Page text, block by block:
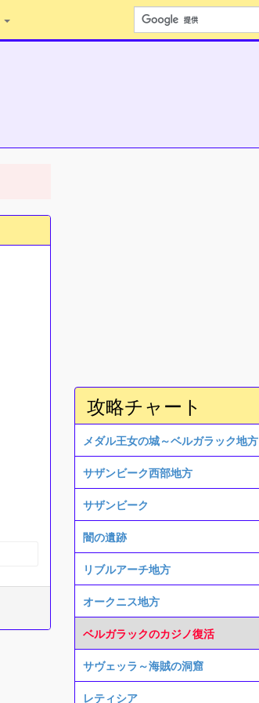
攻略チャート
メダル王女の城～ベルガラック地方
サザンビーク西部地方
サザンビーク
闇の遺跡
リブルアーチ地方
オークニス地方
ベルガラックのカジノ復活
サヴェッラ～海賊の洞窟
レティシア